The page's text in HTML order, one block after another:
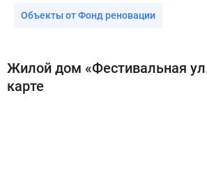
Объекты от Фонд реновации
Жилой дом «Фестивальная
карте